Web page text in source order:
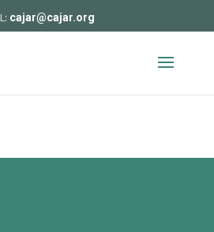
cajar@cajar.org